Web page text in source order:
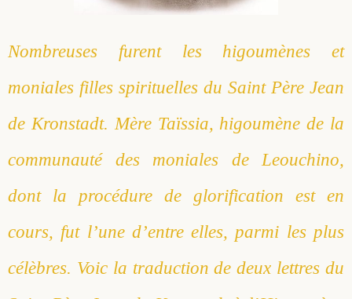
Sainte Matrone de Moscou
Staritsa Anastasia
Gerondissa Makrina (Vassopoulou)
Archimandrite Nathanaël (Pospelov)
Père Héliodore
Nombreuses furent les higoumènes et
moniales filles spirituelles du Saint Père Jean
de Kronstadt. Mère Taïssia, higoumène de la
communauté des moniales de Leouchino,
dont la procédure de glorification est en
cours, fut l’une d’entre elles, parmi les plus
célèbres. Voic la traduction de deux lettres du